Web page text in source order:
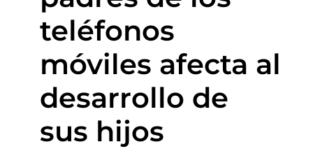
teléfonos
móviles afecta al
desarrollo de
sus hijos